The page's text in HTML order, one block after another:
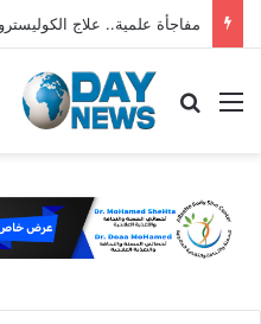
القائمة بحث عن